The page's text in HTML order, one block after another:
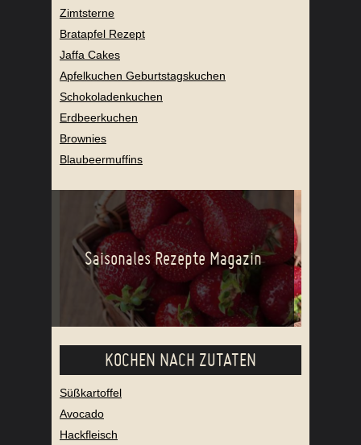
Zimtsterne
Bratapfel Rezept
Jaffa Cakes
Apfelkuchen Geburtstagskuchen
Schokoladenkuchen
Erdbeerkuchen
Brownies
Blaubeermuffins
Saisonales Rezepte Magazin
KOCHEN NACH ZUTATEN
Süßkartoffel
Avocado
Hackfleisch